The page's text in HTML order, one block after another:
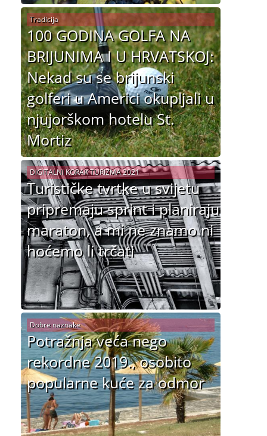
100 GODINA GOLFA NA
BRIJUNIMA I U HRVATSKOJ:
Nekad su se brijunski
golferi u Americi okupljali u
njujorškom hotelu St.
Mortiz
Tradicija
Turističke tvrtke u svijetu
pripremaju sprint i planiraju
maraton, a mi ne znamo ni
hoćemo li trčati
DIGITALNI KORAK TURIZMA 2021
Potražnja veća nego
rekordne 2019., osobito
popularne kuće za odmor
Dobre naznake